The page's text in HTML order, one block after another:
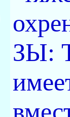
ЗЫ: